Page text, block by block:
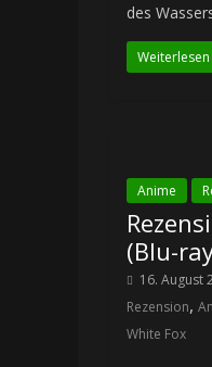
des
Weiterlesen
Anime
(Blu-
16. August
Rezension,
White Fox